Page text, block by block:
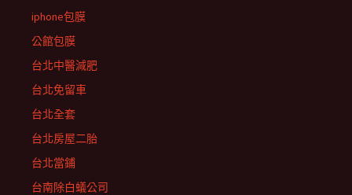
iphone包膜
公館包膜
台北中醫減肥
台北免留車
台北全套
台北房屋二胎
台北當鋪
台南除白蟻公司